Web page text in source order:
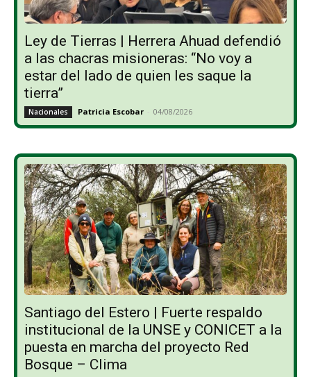
Ley de Tierras | Herrera Ahuad defendió
a las chacras misioneras: “No voy a
estar del lado de quien les saque la
tierra”
Nacionales Patricia Escobar - 04/08/2026
Santiago del Estero | Fuerte respaldo
institucional de la UNSE y CONICET a la
puesta en marcha del proyecto Red
Bosque – Clima